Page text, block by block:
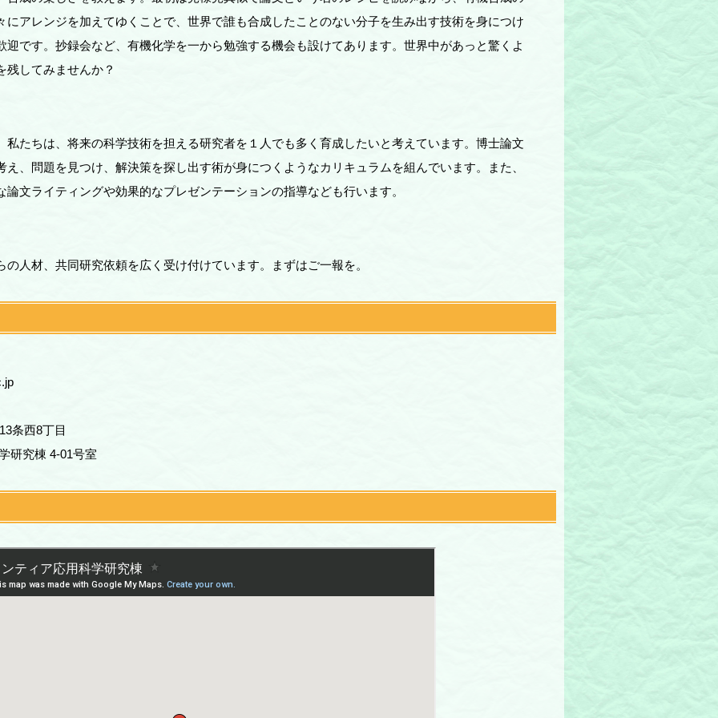
にアレンジを加えてゆくことで、世界で誰も合成したことのない分子を生み出す技術を身につけ
迎です。抄録会など、有機化学を一から勉強する機会も設けてあります。世界中があっと驚くよ
残してみませんか？
私たちは、将来の科学技術を担える研究者を１人でも多く育成したいと考えています。博士論文
、問題を見つけ、解決策を探し出す術が身につくようなカリキュラムを組んでいます。また、
文ライティングや効果的なプレゼンテーションの指導なども行います。
人材、共同研究依頼を広く受け付けています。まずはご一報を。
条西8丁目
研究棟 4-01号室